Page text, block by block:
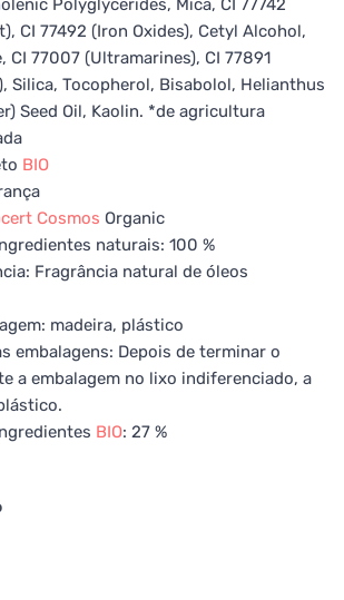
CI 77492 (Iron Oxides), Cetyl Alcohol,
77007 (Ultramarines), CI 77891
Silica, Tocopherol, Bisabolol, Helianthus
Seed Oil, Kaolin. *de agricultura
BIO
Cosmos Organic
naturais: 100 %
Fragrância natural de óleos
madeira, plástico
embalagens: Depois de terminar o
a embalagem no lixo indiferenciado, a
BIO: 27 %